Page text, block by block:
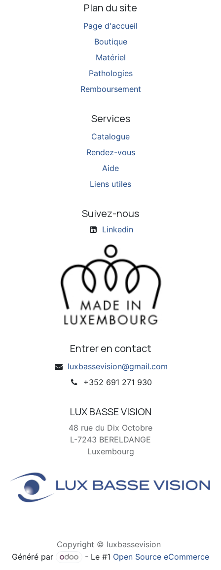
Plan du site
Page d'accueil
Boutique
Matériel
Pathologies
Remboursement
Services
Catalogue
Rendez-vous
Aide
Liens utiles
Suivez-nous
Linkedin
Entrer en contact
luxbassevision@gmail.com
+352 691 271 930
LUX BASSE VISION
48 rue du Dix Octobre
L-7243 BERELDANGE
Luxembourg
Copyright © luxbassevision
Généré par
- Le #1 Open Source eCommerce